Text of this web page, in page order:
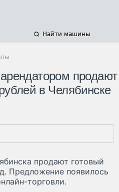
Найти машины
продают
в Челябинске
продают готовый
Предложение появилось
торговли.